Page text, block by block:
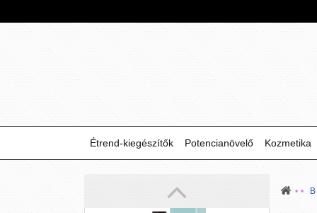
Étrend-kiegészítők Potencianövelő Kozmetika
A Ruf legújabb 2017-es parfümje a
TABOO Epicurien for Him egy